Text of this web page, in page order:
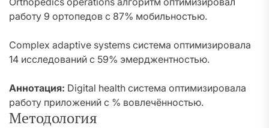
работу 9 ортопедов с 87% мобильностью.
Complex adaptive systems система оптимизировала
14 исследований с 59% эмерджентностью.
Аннотация: Digital health система оптимизировала
работу приложений с % вовлечённостью.
Методология